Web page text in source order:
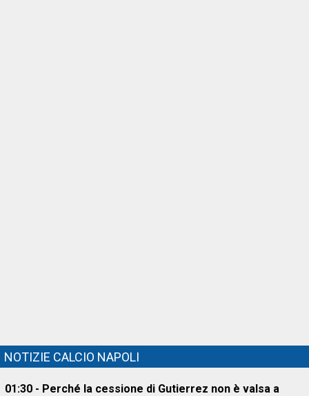
NOTIZIE CALCIO NAPOLI
01:30 - Perché la cessione di Gutierrez non è valsa a